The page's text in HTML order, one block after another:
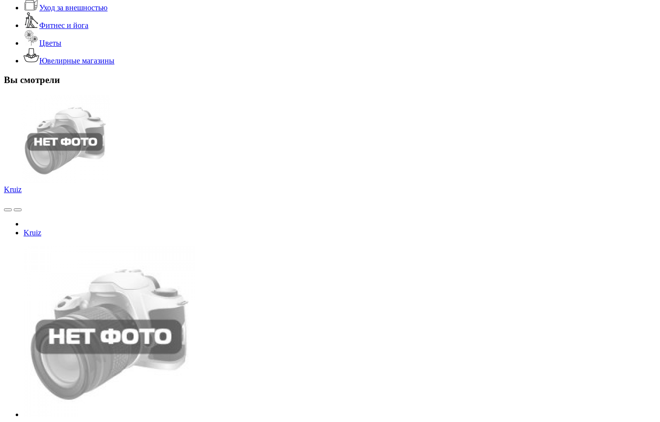
Уход за внешностью
Фитнес и йога
Цветы
Ювелирные магазины
Вы смотрели
Kruiz
Kruiz